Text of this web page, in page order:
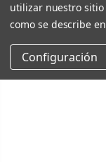
utilizar nuestro sitio
como se describe en
Configuración